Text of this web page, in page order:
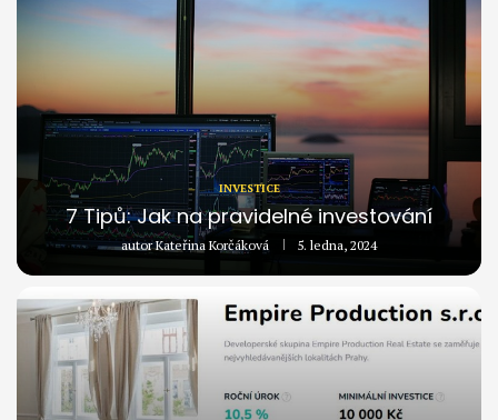
INVESTICE
7 Tipů: Jak na pravidelné investování
autorKateřina Korčáková 5. ledna, 2024